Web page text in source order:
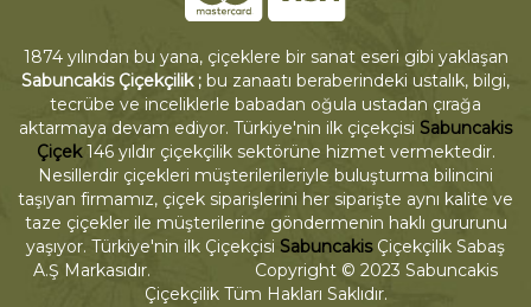
1874 yılından bu yana, çiçeklere bir sanat eseri gibi yaklaşan
Sabuncakis Çiçekçilik ; bu zanaatı beraberindeki ustalık, bilgi,
tecrübe ve inceliklerle babadan oğula ustadan çırağa
aktarmaya devam ediyor. Türkiye'nin ilk çiçekçisi Sabuncakis
Çiçek146 yıldır çiçekçilik sektörüne hizmet vermektedir.
Nesillerdir çiçekleri müşterilerileriyle buluşturma bilincini
taşıyan firmamız, çiçek siparişlerini her siparişte aynı kalite ve
taze çiçekler ile müşterilerine göndermenin haklı gururunu
yaşıyor. Türkiye'nin ilk Çiçekçisi SabuncakisÇiçekçilik Sabaş
A.Ş Markasıdır. Copyright © 2023 Sabuncakis
Çiçekçilik Tüm Hakları Saklıdır.